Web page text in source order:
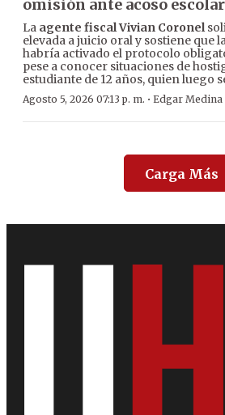
omisión ante acoso escolar
La agente fiscal Vivian Coronel
elevada a juicio oral y sostiene que
habría activado el protocolo
pese a conocer situaciones de
estudiante de 12 años, quien luego
Agosto 5, 2026 07:13 p. m. · Edgar Medina
Carga Más